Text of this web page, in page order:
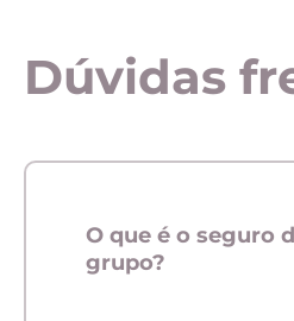
Dúvidas
O que é o seguro
grupo?